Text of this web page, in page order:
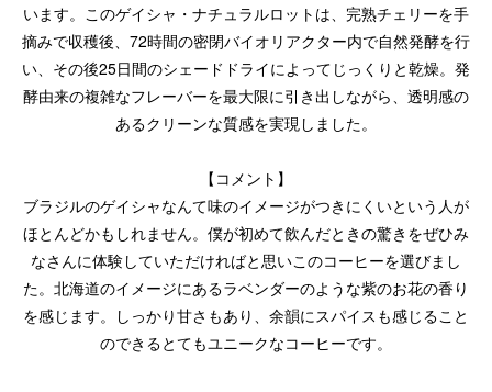
います。このゲイシャ・ナチュラルロットは、完熟チェリーを手
摘みで収穫後、72時間の密閉バイオリアクター内で自然発酵を行
い、その後25日間のシェードドライによってじっくりと乾燥。発
酵由来の複雑なフレーバーを最大限に引き出しながら、透明感の
あるクリーンな質感を実現しました。
【コメント】
ブラジルのゲイシャなんて味のイメージがつきにくいという人が
ほとんどかもしれません。僕が初めて飲んだときの驚きをぜひみ
なさんに体験していただければと思いこのコーヒーを選びまし
た。北海道のイメージにあるラベンダーのような紫のお花の香り
を感じます。しっかり甘さもあり、余韻にスパイスも感じること
のできるとてもユニークなコーヒーです。